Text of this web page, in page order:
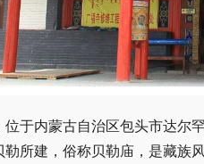
位于内蒙古自治区包头市达尔
勒所建，俗称贝勒庙，是藏